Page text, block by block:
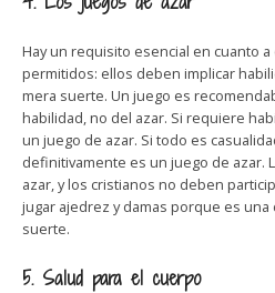
Hay un requisito esencial en cuanto
permitidos: ellos deben implicar
mera suerte. Un juego es
habilidad, no del azar. Si requiere
un juego de azar. Si todo es
definitivamente es un juego de azar.
azar, y los cristianos no deben
jugar ajedrez y damas porque es
suerte.
5. Salud para el cuerpo